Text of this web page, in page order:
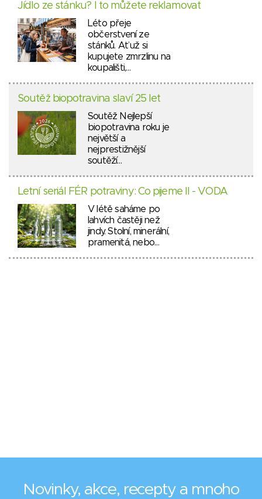
Jídlo ze stánku? I to můžete reklamovat
Léto přeje
občerstvení ze
stánků. Ať už si
kupujete zmrzlinu na
koupališti,…
Soutěž biopotravina slaví 25 let
Soutěž Nejlepší
biopotravina roku je
největší a
nejprestižnější
soutěží…
Letní seriál FÉR potraviny: Co pijeme II - VODA
V létě saháme po
lahvích častěji než
jindy. Stolní, minerální,
pramenitá, nebo…
Novinky, akce, recepty a mnoho